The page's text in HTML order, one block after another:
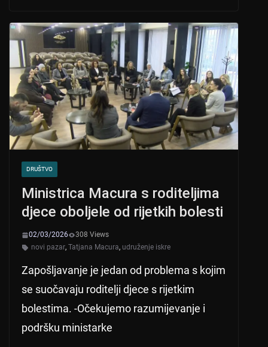
A
p
p
b
o
o
k
DRUŠTVO
Ministrica Macura s roditeljima
djece oboljele od rijetkih bolesti
02/03/2026
308 Views
novi pazar, Tatjana Macura, udruženje iskre
Zapošljavanje je jedan od problema s kojim
se suočavaju roditelji djece s rijetkim
bolestima. -Očekujemo razumijevanje i
podršku ministarke